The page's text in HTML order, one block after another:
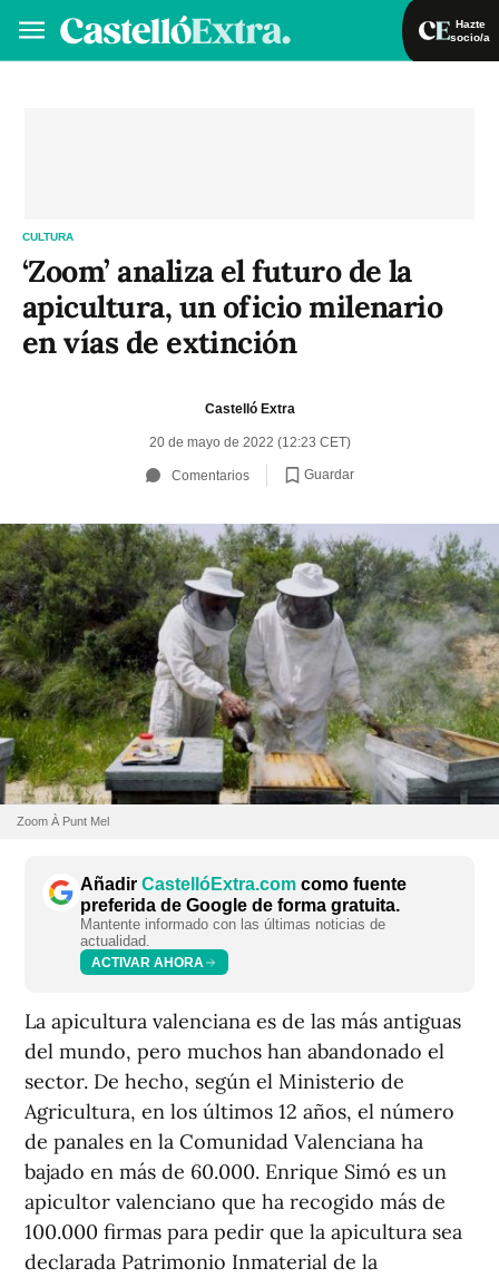
Hazte
socio/a
CULTURA
‘Zoom’ analiza el futuro de la
apicultura, un oficio milenario
en vías de extinción
Castelló Extra
20 de mayo de 2022 (12:23 CET)
Comentarios Guardar
Zoom À Punt Mel
Añadir CastellóExtra.com como fuente
preferida de Google de forma gratuita.
Mantente informado con las últimas noticias de
actualidad.
ACTIVAR AHORA
La apicultura valenciana es de las más antiguas
del mundo, pero muchos han abandonado el
sector. De hecho, según el Ministerio de
Agricultura, en los últimos 12 años, el número
de panales en la Comunidad Valenciana ha
bajado en más de 60.000. Enrique Simó es un
apicultor valenciano que ha recogido más de
100.000 firmas para pedir que la apicultura sea
declarada Patrimonio Inmaterial de la